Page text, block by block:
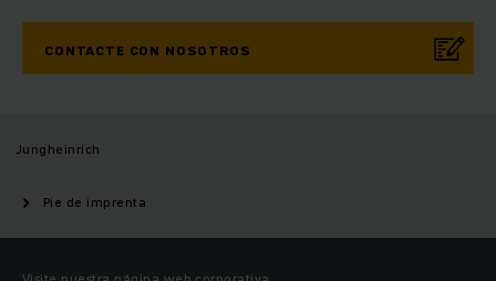
CONTACTE CON NOSOTROS
Jungheinrich
Pie de imprenta